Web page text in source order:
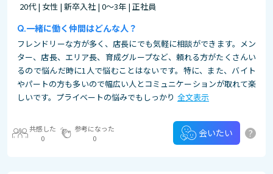
20代 | 女性 | 新卒入社 | 0～3年 | 正社員
一緒に働く仲間はどんな人？
フレンドリーな方が多く、店長にでも気軽に相談ができます。メン
ター、店長、エリア長、育成グループなど、頼れる方がたくさんい
るので悩んだ時に1人で悩むことはないです。特に、また、バイト
やパートの方も多いので幅広い人とコミュニケーションが取れて楽
しいです。プライベートの悩みでもしっかり 全文表示
共感した
0
参考になった
0
会いたい ?